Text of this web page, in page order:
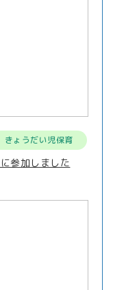
きょうだい児保育
参加しました